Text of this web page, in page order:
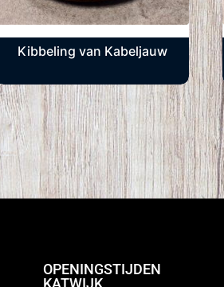
Kibbeling van Kabeljauw
OPENINGSTIJDEN